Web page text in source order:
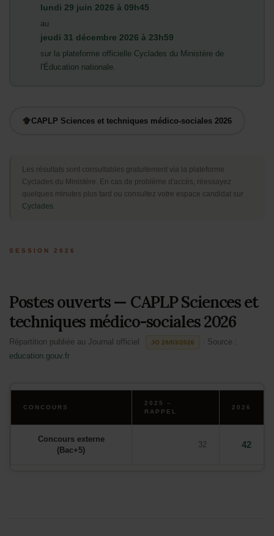
lundi 29 juin 2026 à 09h45
au
jeudi 31 décembre 2026 à 23h59
sur la plateforme officielle Cyclades du Ministère de
l'Éducation nationale.
CAPLP Sciences et techniques médico-sociales 2026
Les résultats sont consultables gratuitement via la plateforme
Cyclades du Ministère. En cas de problème d'accès, réessayez
quelques minutes plus tard ou consultez votre espace candidat sur
Cyclades.
SESSION 2026
Postes ouverts — CAPLP Sciences et
techniques médico-sociales 2026
Répartition publiée au Journal officiel JO 28/03/2026
· Source :
education.gouv.fr
CONCOURS
2025 –
RAPPEL
2026
Concours externe
(Bac+5)
32 42